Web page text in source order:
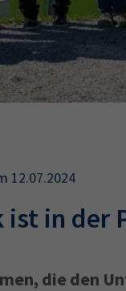
12.07.2024
ist in der
die den